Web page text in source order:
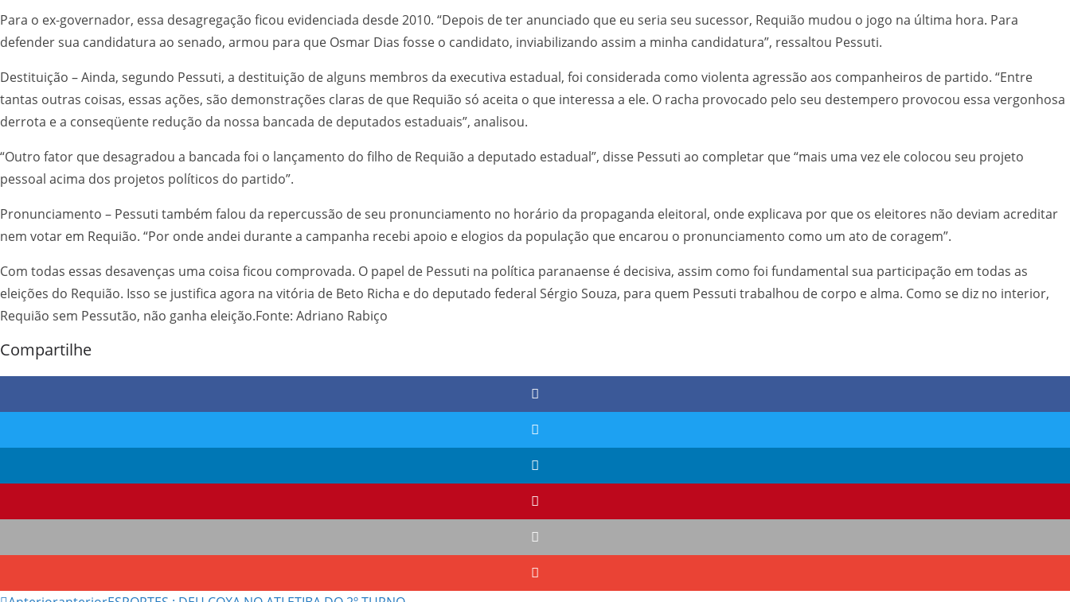
Para o ex-governador, essa desagregação ficou evidenciada desde 2010. “Depois de ter anunciado que eu seria seu sucessor, Requião mudou o jogo na última hora. Para
defender sua candidatura ao senado, armou para que Osmar Dias fosse o candidato, inviabilizando assim a minha candidatura”, ressaltou Pessuti.
Destituição – Ainda, segundo Pessuti, a destituição de alguns membros da executiva estadual, foi considerada como violenta agressão aos companheiros de partido. “Entre
tantas outras coisas, essas ações, são demonstrações claras de que Requião só aceita o que interessa a ele. O racha provocado pelo seu destempero provocou essa vergonhosa
derrota e a conseqüente redução da nossa bancada de deputados estaduais”, analisou.
“Outro fator que desagradou a bancada foi o lançamento do filho de Requião a deputado estadual”, disse Pessuti ao completar que “mais uma vez ele colocou seu projeto
pessoal acima dos projetos políticos do partido”.
Pronunciamento – Pessuti também falou da repercussão de seu pronunciamento no horário da propaganda eleitoral, onde explicava por que os eleitores não deviam acreditar
nem votar em Requião. “Por onde andei durante a campanha recebi apoio e elogios da população que encarou o pronunciamento como um ato de coragem”.
Com todas essas desavenças uma coisa ficou comprovada. O papel de Pessuti na política paranaense é decisiva, assim como foi fundamental sua participação em todas as
eleições do Requião. Isso se justifica agora na vitória de Beto Richa e do deputado federal Sérgio Souza, para quem Pessuti trabalhou de corpo e alma. Como se diz no interior,
Requião sem Pessutão, não ganha eleição.Fonte: Adriano Rabiço
Compartilhe